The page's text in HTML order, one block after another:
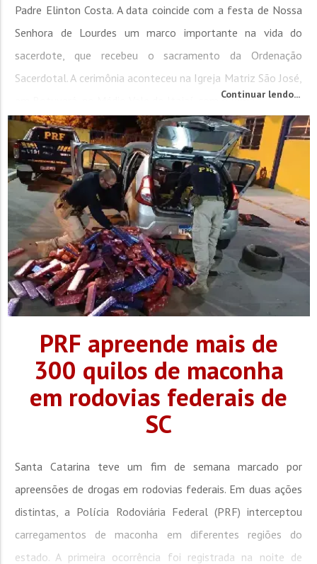
Padre Elinton Costa. A data coincide com a festa de Nossa
Senhora de Lourdes um marco importante na vida do
sacerdote, que recebeu o sacramento da Ordenação
Sacerdotal. A cerimônia aconteceu na Igreja Matriz São José,
em Botuverá, no Médio Vale do Itajaí, com o lema...Continuar lendo...
PRF apreende mais de
300 quilos de maconha
em rodovias federais de
SC
Santa Catarina teve um fim de semana marcado por
apreensões de drogas em rodovias federais. Em duas ações
distintas, a Polícia Rodoviária Federal (PRF) interceptou
carregamentos de maconha em diferentes regiões do
estado. A primeira ocorrência foi registrada na noite de